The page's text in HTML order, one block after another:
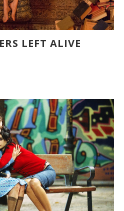
LEFT ALIVE